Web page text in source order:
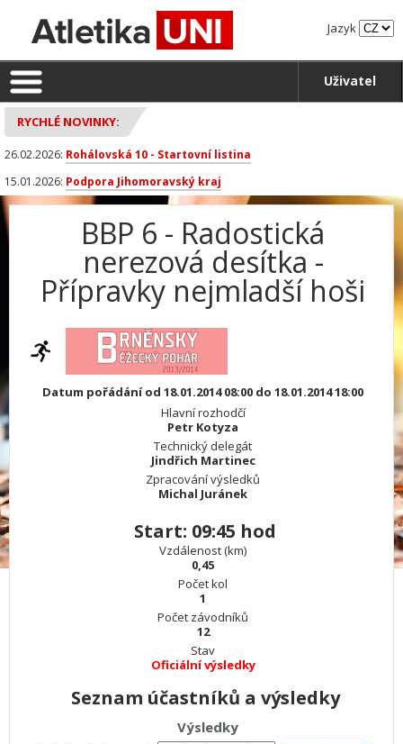
Jazyk
Uživatel
RYCHLÉ NOVINKY:
26.02.2026: Rohálovská 10 - Startovní listina
15.01.2026: Podpora Jihomoravský kraj
BBP 6 - Radostická
nerezová desítka -
Přípravky nejmladší hoši
Datum pořádání od 18.01.2014 08:00 do 18.01.2014 18:00
Hlavní rozhodčí
Petr Kotyza
Technický delegát
Jindřich Martinec
Zpracování výsledků
Michal Juránek
Start: 09:45 hod
Vzdálenost (km)
0,45
Počet kol
1
Počet závodníků
12
Stav
Oficiální výsledky
Seznam účastníků a výsledky
Výsledky